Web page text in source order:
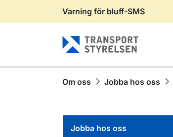
Gå till sidans innehåll
Varning för bluff-SMS
Om oss Jobba hos oss
Jobba hos oss